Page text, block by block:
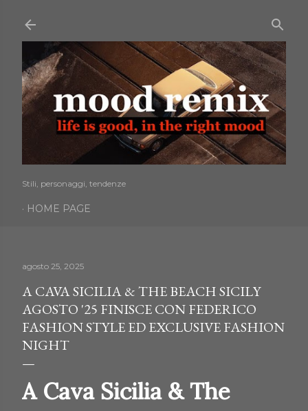
Stili, personaggi, tendenze
HOME PAGE
agosto 25, 2025
A CAVA SICILIA & THE BEACH SICILY
AGOSTO '25 FINISCE CON FEDERICO
FASHION STYLE ED EXCLUSIVE FASHION
NIGHT
A Cava Sicilia & The